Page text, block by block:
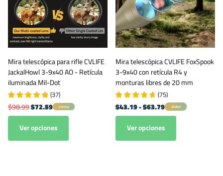
Mira telescópica para rifle CVLIFE
JackalHowl 3-9x40 AO - Retícula
iluminada Mil-Dot
(37)
$98.99$72.59 USA Only
Ver opciones
Mira telescópica CVLIFE FoxSpook
3-9x40 con retícula R4 y
monturas libres de 20 mm
(75)
$43.19- $63.79 Global
Ver opciones